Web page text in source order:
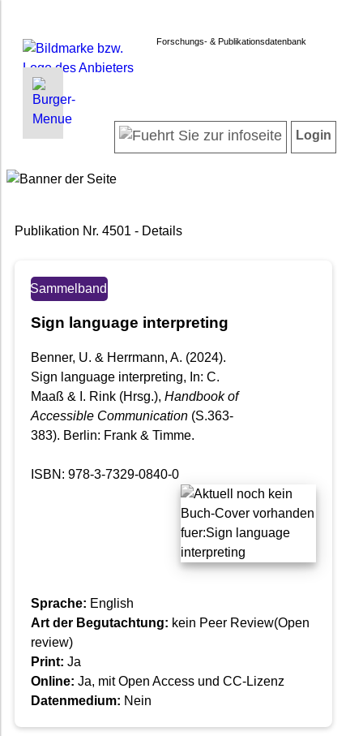
Forschungs- & Publikationsdatenbank
INFORMATIONEN | SUCHEN
Forschendenverzeichnis
Suche in Publikationen
Newsletter
Barrierefreiheit
LOGIN
Login
Publikation Nr. 4501 - Details
Sammelband
Sign language interpreting
Benner, U. & Herrmann, A. (2024).
Sign language interpreting, In: C.
Maaß & I. Rink (Hrsg.), Handbook of
Accessible Communication (S.363-
383). Berlin: Frank & Timme.
ISBN: 978-3-7329-0840-0
Sprache: English
Art der Begutachtung: kein Peer Review(Open
review)
Print: Ja
Online: Ja, mit Open Access und CC-Lizenz
Datenmedium: Nein